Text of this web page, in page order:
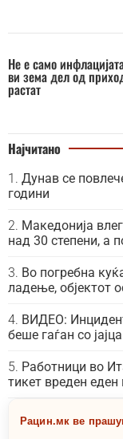
Не е само
ви зема дел од
растат
Најчитано
Дунав се
години
Македонија
над 30 степени, а
Во погребна
ладење, објектот
ВИДЕО:
беше гаѓан со јајца
Работници во
тикет вреден
Рацин.мк ве